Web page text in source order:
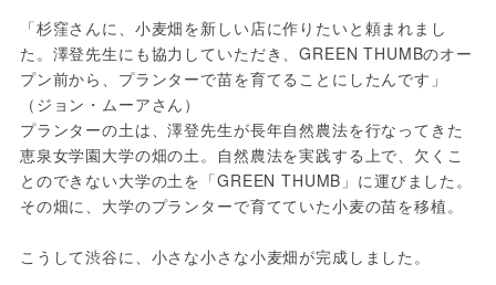
「杉窪さんに、小麦畑を新しい店に作りたいと頼まれまし
た。澤登先生にも協力していただき、GREEN THUMBのオー
プン前から、プランターで苗を育てることにしたんです」
（ジョン・ムーアさん）
プランターの土は、澤登先生が長年自然農法を行なってきた
恵泉女学園大学の畑の土。自然農法を実践する上で、欠くこ
とのできない大学の土を「GREEN THUMB」に運びました。
その畑に、大学のプランターで育てていた小麦の苗を移植。